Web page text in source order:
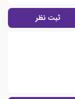
ثبت نظر